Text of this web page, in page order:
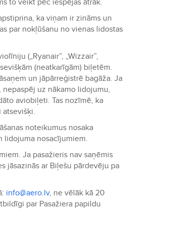
to veikt pēc iespējas ātrāk.
ka viņam ir zināms un
par nokļūšanu no vienas lidostas
(„Ryanair”, „Wizzair”,
(neatkarīgām) biļetēm.
un jāpārreģistrē bagāža. Ja
nepaspēj uz nākamo lidojumu,
aviobiļeti. Tas nozīmē, ka
atsevišķi.
noteikumus nosaka
lidojuma nosacījumiem.
Ja pasažieris nav saņēmis
jāsazinās ar Biļešu pārdevēju pa
info@aero.lv, ne vēlāk kā 20
par Pasažiera papildu